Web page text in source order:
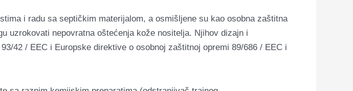
i radu sa septičkim materijalom, a osmišljene su kao osobna zaštitna
uzrokovati nepovratna oštećenja kože nositelja. Njihov dizajn i
42 / EEC i Europske direktive o osobnoj zaštitnoj opremi 89/686 / EEC i